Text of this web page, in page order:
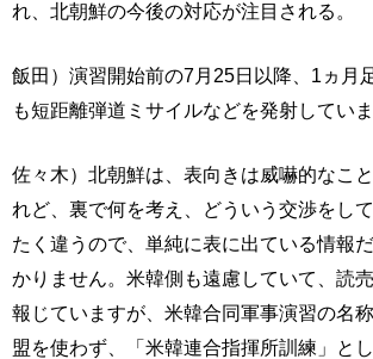
れ、北朝鮮の今後の対応が注目される。
飯田）演習開始前の7月25日以降、1ヵ月
も短距離弾道ミサイルなどを発射していま
佐々木）北朝鮮は、表向きは威嚇的なこ
れど、裏で何を考え、どういう交渉をし
たく違うので、単純に表に出ている情報
かりません。米韓側も遠慮していて、読
報じていますが、米韓合同軍事演習の名
盟を使わず、「米韓連合指揮所訓練」と